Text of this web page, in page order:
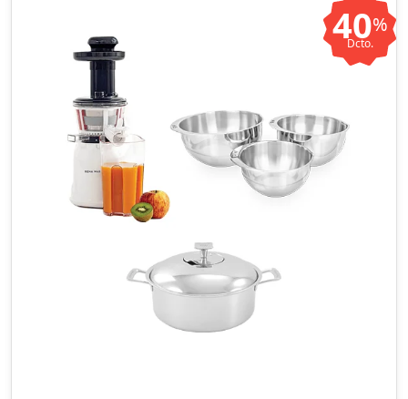
40%
Dcto.